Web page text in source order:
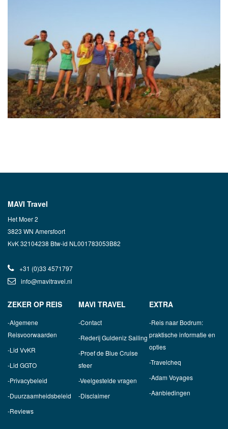
MAVI Travel
Het Moer 2
3823 WN Amersfoort
KvK 32104238 Btw-id NL001783053B82
+31 (0)33 4571797
info@mavitravel.nl
ZEKER OP REIS
Algemene
Reisvoorwaarden
Lid VvKR
Lid GGTO
Privacybeleid
Duurzaamheidsbeleid
Reviews
MAVI TRAVEL
Contact
Rederij Guldeniz Sailing
Proef de Blue Cruise
sfeer
Veelgestelde vragen
Disclaimer
EXTRA
Reis naar Bodrum:
praktische informatie en
opties
Travelcheq
Adam Voyages
Aanbiedingen